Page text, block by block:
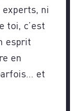
ni
toi, c’est
esprit
en
et